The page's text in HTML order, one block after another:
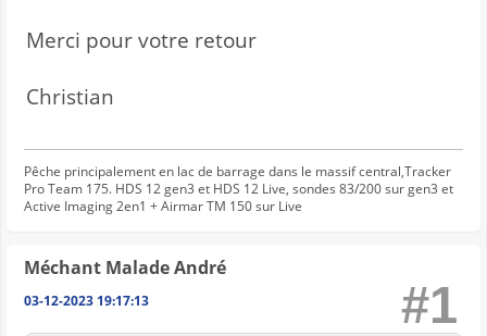
Merci pour votre retour
Christian
Pêche principalement en lac de barrage dans le massif central,Tracker
Pro Team 175. HDS 12 gen3 et HDS 12 Live, sondes 83/200 sur gen3 et
Active Imaging 2en1 + Airmar TM 150 sur Live
Méchant Malade André
03-12-2023 19:17:13 #1